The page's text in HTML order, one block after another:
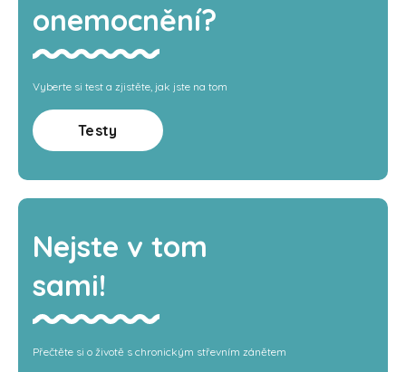
onemocnění?
Vyberte si test a zjistěte, jak jste na tom
Testy
Nejste v tom
sami!
Přečtěte si o životě s chronickým střevním zánětem